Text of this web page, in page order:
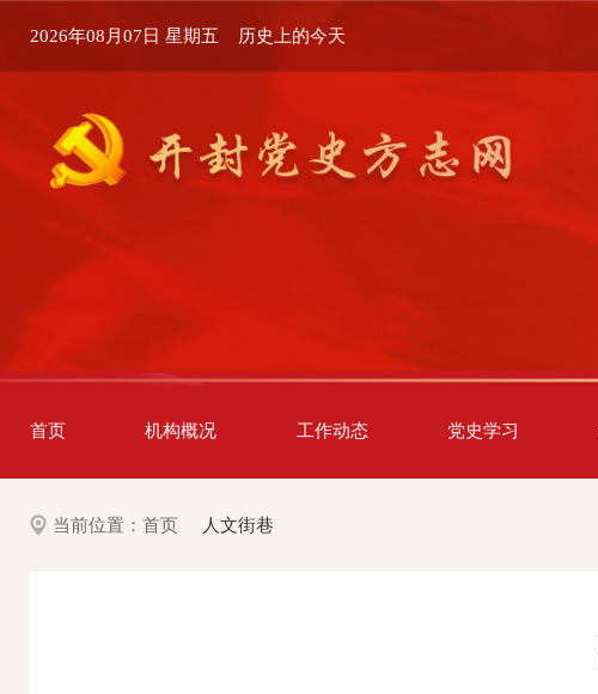
2026年08月07日 星期五 历史上的今天
首页 机构概况 工作动态 党史学习
当前位置： 首页 人文街巷